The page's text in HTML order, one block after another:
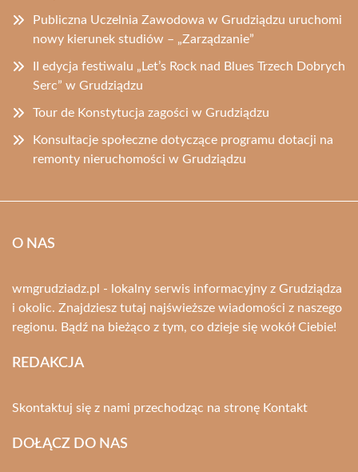
Publiczna Uczelnia Zawodowa w Grudziądzu uruchomi
nowy kierunek studiów – „Zarządzanie”
II edycja festiwalu „Let’s Rock nad Blues Trzech Dobrych
Serc” w Grudziądzu
Tour de Konstytucja zagości w Grudziądzu
Konsultacje społeczne dotyczące programu dotacji na
remonty nieruchomości w Grudziądzu
O NAS
wmgrudziadz.pl - lokalny serwis informacyjny z Grudziądza
i okolic. Znajdziesz tutaj najświeższe wiadomości z naszego
regionu. Bądź na bieżąco z tym, co dzieje się wokół Ciebie!
REDAKCJA
Skontaktuj się z nami przechodząc na stronę Kontakt
DOŁĄCZ DO NAS